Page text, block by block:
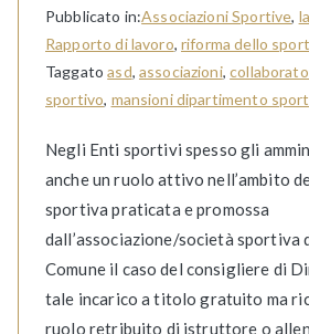
Pubblicato in:Associazioni Sportive,
Rapporto di lavoro,riforma dello sport
Taggatoasd, associazioni,
sportivo, mansioni dipartimento sport
Negli Enti sportivi spesso gli
anche un ruolo attivo nell’ambito
sportiva praticata e promossa
dall’associazione/società
Comune il caso del consigliere di
tale incarico a titolo gratuito ma
ruolo retribuito di istruttore o